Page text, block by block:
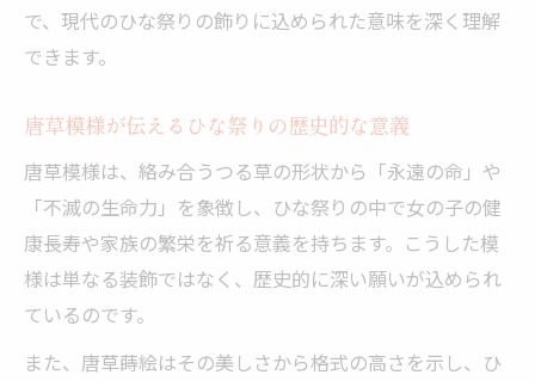
で、現代のひな祭りの飾りに込められた意味を深く理解
できます。
唐草模様が伝えるひな祭りの歴史的な意義
唐草模様は、絡み合うつる草の形状から「永遠の命」や
「不滅の生命力」を象徴し、ひな祭りの中で女の子の健
康長寿や家族の繁栄を祈る意義を持ちます。こうした模
様は単なる装飾ではなく、歴史的に深い願いが込められ
ているのです。
また、唐草蒔絵はその美しさから格式の高さを示し、ひ